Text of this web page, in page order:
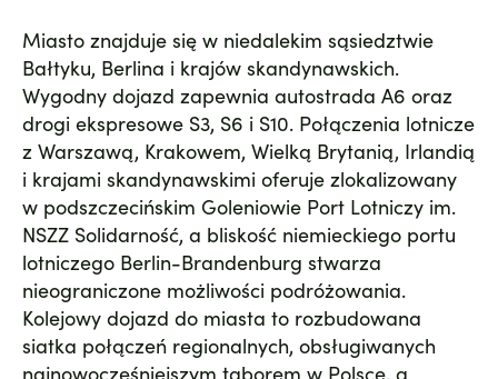
Miasto znajduje się w niedalekim sąsiedztwie
Bałtyku, Berlina i krajów skandynawskich.
Wygodny dojazd zapewnia autostrada A6 oraz
drogi ekspresowe S3, S6 i S10. Połączenia lotnicze
z Warszawą, Krakowem, Wielką Brytanią, Irlandią
i krajami skandynawskimi oferuje zlokalizowany
w podszczecińskim Goleniowie Port Lotniczy im.
NSZZ Solidarność, a bliskość niemieckiego portu
lotniczego Berlin-Brandenburg stwarza
nieograniczone możliwości podróżowania.
Kolejowy dojazd do miasta to rozbudowana
siatka połączeń regionalnych, obsługiwanych
najnowocześniejszym taborem w Polsce, a